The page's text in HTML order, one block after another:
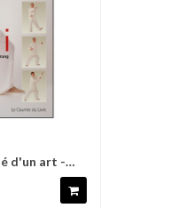
Liste d'envies
d'un art -